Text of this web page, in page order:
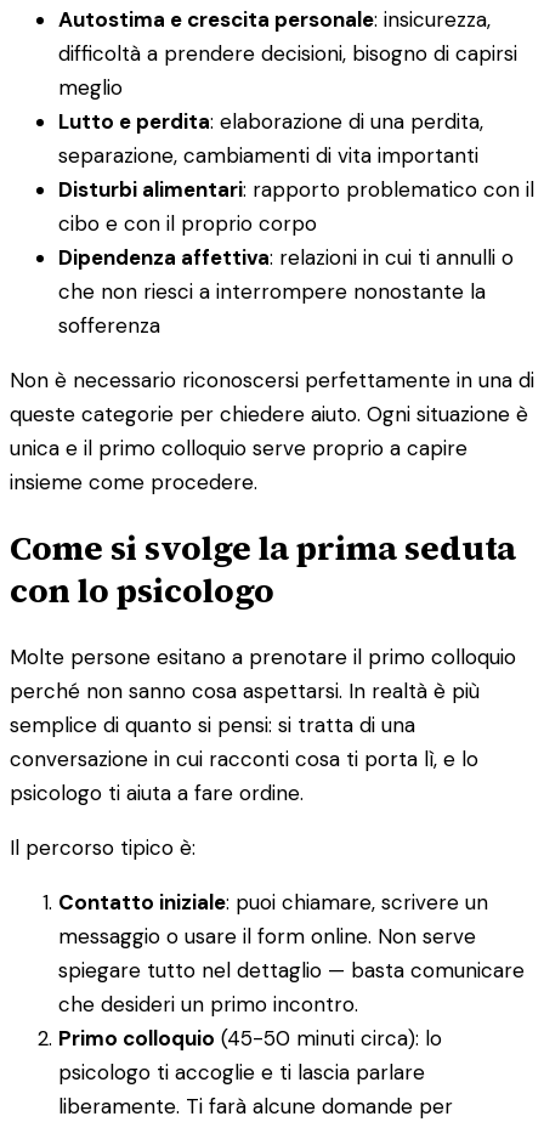
Autostima e crescita personale: insicurezza,
difficoltà a prendere decisioni, bisogno di capirsi
meglio
Lutto e perdita: elaborazione di una perdita,
separazione, cambiamenti di vita importanti
Disturbi alimentari: rapporto problematico con il
cibo e con il proprio corpo
Dipendenza affettiva: relazioni in cui ti annulli o
che non riesci a interrompere nonostante la
sofferenza
Non è necessario riconoscersi perfettamente in una di
queste categorie per chiedere aiuto. Ogni situazione è
unica e il primo colloquio serve proprio a capire
insieme come procedere.
Come si svolge la prima seduta
con lo psicologo
Molte persone esitano a prenotare il primo colloquio
perché non sanno cosa aspettarsi. In realtà è più
semplice di quanto si pensi: si tratta di una
conversazione in cui racconti cosa ti porta lì, e lo
psicologo ti aiuta a fare ordine.
Il percorso tipico è:
Contatto iniziale: puoi chiamare, scrivere un
messaggio o usare il form online. Non serve
spiegare tutto nel dettaglio — basta comunicare
che desideri un primo incontro.
Primo colloquio (45-50 minuti circa): lo
psicologo ti accoglie e ti lascia parlare
liberamente. Ti farà alcune domande per